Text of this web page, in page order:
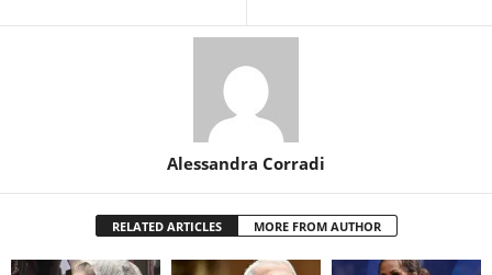
Alessandra Corradi
RELATED ARTICLES MORE FROM AUTHOR